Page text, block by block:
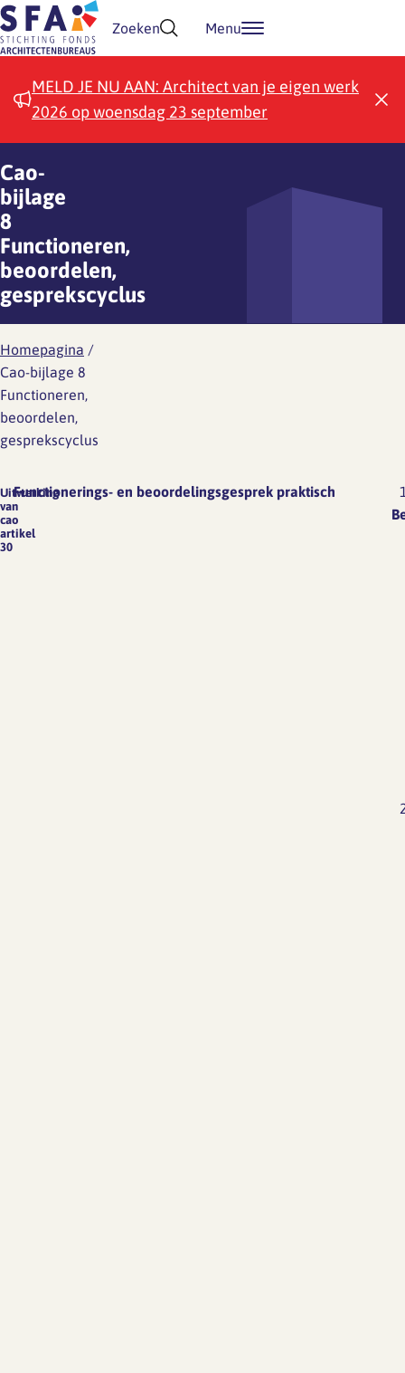
Doorgaan naar inhoud
Zoeken Menu
MELD JE NU AAN: Architect van je eigen werk
2026 op woensdag 23 september
Cao-
bijlage
8
Functioneren,
beoordelen,
gesprekscyclus
Homepagina /
Cao-bijlage 8
Functioneren,
beoordelen,
gesprekscyclus
Uitwerking
van
cao
artikel
30
Functionerings- en beoordelingsgesprek praktisch